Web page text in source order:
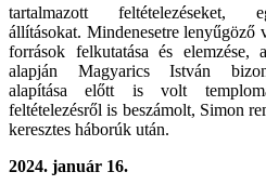
tartalmazott
állításokat. Mindenesetre lenyűgöző
források felkutatása és elemzése,
alapján Magyarics István
alapításaelőtt is volt
feltételezésről is beszámolt, Simon
keresztes háborúk után.
2024. január 16.